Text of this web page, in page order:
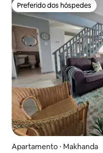
Preferido dos hóspedes
Preferido dos hóspedes
Apartamento ⋅ Makhanda